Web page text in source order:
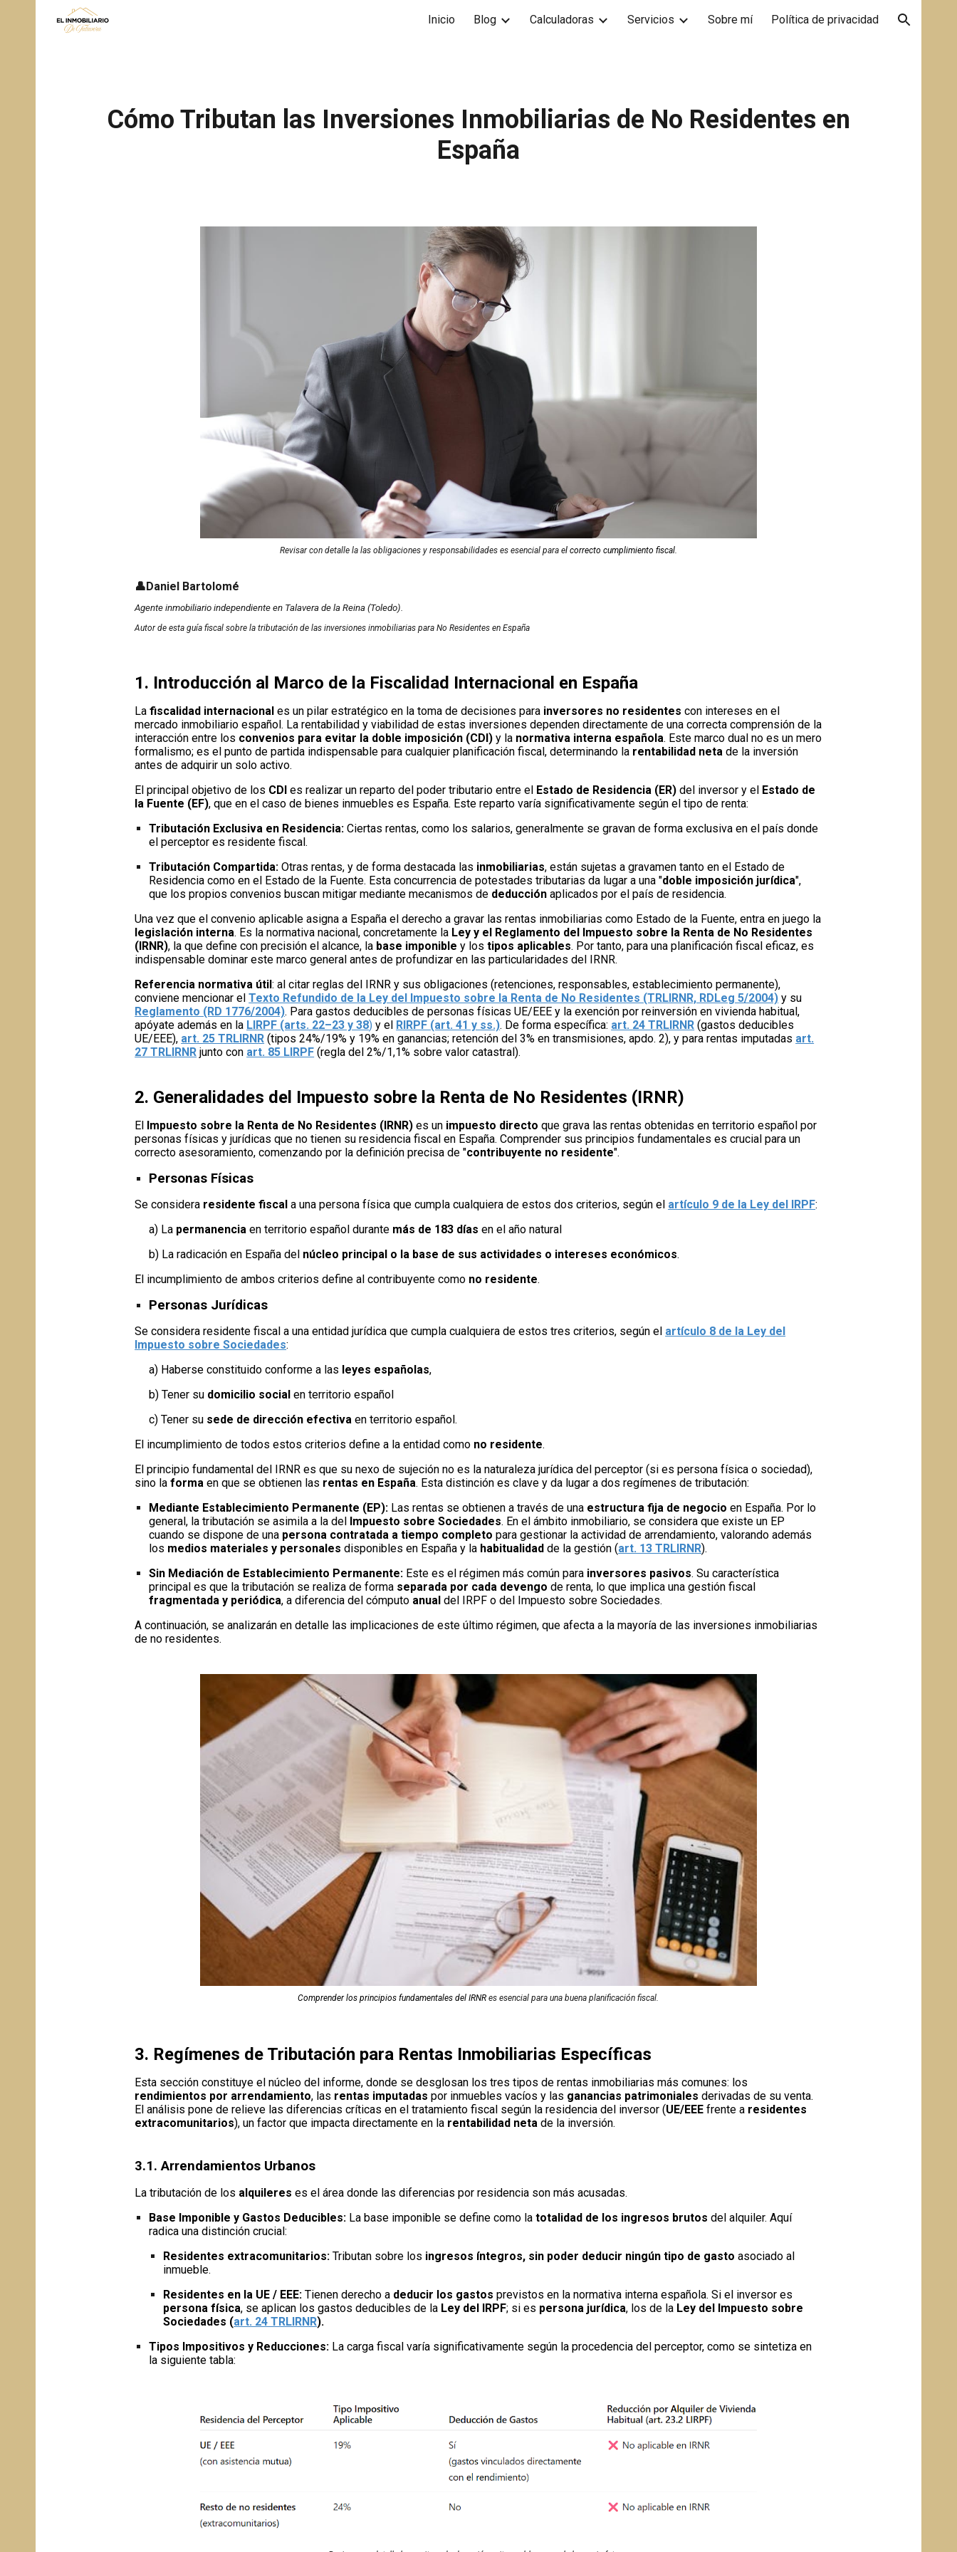
Skip to navigation
Inicio Blog Calculadoras Servicios Sobre mí Política de privacidad
Cómo Tributan las Inversiones Inmobiliarias de No Residentes en
España
Revisar con detalle la las obligaciones y responsabilidades es esencial para el correcto cumplimiento fiscal.
👤Daniel Bartolomé
Agente inmobiliario independiente en Talavera de la Reina (Toledo).
Autor de esta guíafiscal sobre la tributación de las inversiones inmobiliarias para No Residentes en España
1. Introducción al Marco de la Fiscalidad Internacional en España
La fiscalidad internacionales un pilar estratégico en la toma de decisiones para inversores no residentes con intereses en el
mercado inmobiliario español. La rentabilidad y viabilidad de estas inversiones dependen directamente de una correcta comprensión de la
interacción entre los convenios para evitar la doble imposición (CDI)y la normativa interna española. Este marco dual no es un mero
formalismo; es el punto de partida indispensable para cualquier planificación fiscal, determinando la rentabilidad netade la inversión
antes de adquirir un solo activo.
El principal objetivo de los CDI es realizar un reparto del poder tributario entre el Estado de Residencia (ER) del inversor y el Estado de
la Fuente (EF), que en el caso de bienes inmuebles es España. Este reparto varía significativamente según el tipo de renta:
Tributación Exclusiva en Residencia: Ciertas rentas, como los salarios, generalmente se gravan de forma exclusiva en el país donde
el perceptor es residente fiscal.
Tributación Compartida: Otras rentas, y de forma destacada las inmobiliarias, están sujetas a gravamen tanto en el Estado de
Residencia como en el Estado de la Fuente. Esta concurrencia de potestades tributarias da lugar a una "doble imposición jurídica",
que los propios convenios buscan mitigar mediante mecanismos de deducciónaplicados por el país de residencia.
Una vez que el convenio aplicable asigna a España el derecho a gravar las rentas inmobiliarias como Estado de la Fuente, entra en juego la
legislación interna. Es la normativa nacional, concretamente la Ley y el Reglamento del Impuesto sobre la Renta de No Residentes
(IRNR), la que define con precisión el alcance, la base imponible y lostipos aplicables. Por tanto, para una planificación fiscal eficaz, es
indispensable dominar este marco general antes de profundizar en las particularidades del IRNR.
Referencia normativa útil: al citar reglas del IRNR y sus obligaciones (retenciones, responsables, establecimiento permanente),
conviene mencionar elTexto Refundido de la Ley del Impuesto sobre la Renta de No Residentes (TRLIRNR, RDLeg 5/2004) y su
Reglamento (RD 1776/2004). Para gastos deducibles de personas físicas UE/EEE y la exención por reinversión en vivienda habitual,
apóyate además en la LIRPF (arts. 22–23 y 38) y el RIRPF (art. 41 y ss.). De forma específica: art. 24 TRLIRNR (gastos deducibles
UE/EEE), art. 25 TRLIRNR (tipos 24%/19% y 19% en ganancias; retención del 3% en transmisiones, apdo. 2), y para rentas imputadas art.
27 TRLIRNR junto con art. 85 LIRPF (regla del 2%/1,1% sobre valor catastral).
2. Generalidades del Impuesto sobre la Renta de No Residentes (IRNR)
El Impuesto sobre la Renta de No Residentes (IRNR) es un impuesto directo que grava las rentas obtenidas en territorio español por
personas físicas y jurídicas que no tienen su residencia fiscal en España. Comprender sus principios fundamentales es crucial para un
correcto asesoramiento, comenzando por la definición precisa de "contribuyente no residente".
Personas Físicas
Se considera residente fiscal a una persona física que cumpla cualquiera de estos dos criterios, según el artículo 9 de la Ley del IRPF:
a) La permanenciaen territorio español durante más de 183 días en el año natural
b) La radicación en España del núcleo principal o la base de sus actividades o intereses económicos.
El incumplimiento de ambos criterios define al contribuyente como no residente.
Personas Jurídicas
Se considera residente fiscal a una entidad jurídica que cumpla cualquiera de estos tres criterios, según el artículo 8 de la Ley del
Impuesto sobre Sociedades:
a) Haberse constituido conforme a las leyes españolas,
b) Tener su domicilio social en territorio español
c) Tener su sede de dirección efectivaen territorio español.
El incumplimiento de todos estos criterios define a la entidad como no residente.
El principio fundamental del IRNR es que su nexo de sujeción no es la naturaleza jurídica del perceptor (si es persona física o sociedad),
sino laformaen que se obtienen las rentas en España. Esta distinción es clave y da lugar a dos regímenes de tributación:
Mediante Establecimiento Permanente (EP): Las rentas se obtienen a través de una estructura fija de negocio en España. Por lo
general, la tributación se asimila a la del Impuesto sobre Sociedades. En el ámbito inmobiliario, se considera que existe un EP
cuando se dispone de una persona contratada a tiempo completo para gestionar la actividad de arrendamiento, valorando además
los medios materiales y personales disponibles en España y la habitualidadde la gestión (art. 13 TRLIRNR).
Sin Mediación de Establecimiento Permanente: Este es el régimen más común para inversores pasivos. Su característica
principal es que la tributación se realiza de forma separada por cada devengo de renta, lo que implica una gestión fiscal
fragmentada y periódica, a diferencia del cómputo anualdel IRPF o del Impuesto sobre Sociedades.
A continuación, se analizarán en detalle las implicaciones de este último régimen, que afecta a la mayoría de las inversiones inmobiliarias
de no residentes.
Comprenderlosprincipios fundamentales del IRNRes esencial para una buena planificación fiscal.
3. Regímenes de Tributación para Rentas Inmobiliarias Específicas
Esta sección constituye el núcleo del informe, donde se desglosan los tres tipos de rentas inmobiliarias más comunes: los
rendimientos por arrendamiento, las rentas imputadas por inmuebles vacíos y las ganancias patrimoniales derivadas de su venta.
El análisis pone de relieve las diferencias críticas en el tratamiento fiscal según la residencia del inversor (UE/EEE frente a residentes
extracomunitarios), un factor que impacta directamente en la rentabilidad neta de la inversión.
3.1. Arrendamientos Urbanos
La tributación de los alquileres es el área donde las diferencias por residencia son más acusadas.
Base Imponible y Gastos Deducibles: La base imponible se define como la totalidad de los ingresos brutosdel alquiler. Aquí
radica una distinción crucial:
Residentes extracomunitarios: Tributan sobre los ingresos íntegros, sin poder deducir ningún tipo de gasto asociado al
inmueble.
Residentes en la UE / EEE: Tienen derecho a deducir los gastos previstos en la normativa interna española. Si el inversor es
persona física, se aplican los gastos deducibles de la Ley del IRPF; si es persona jurídica, los de la Ley del Impuesto sobre
Sociedades (art. 24 TRLIRNR).
Tipos Impositivos y Reducciones: La carga fiscal varía significativamente según la procedencia del perceptor, como se sintetiza en
la siguiente tabla: